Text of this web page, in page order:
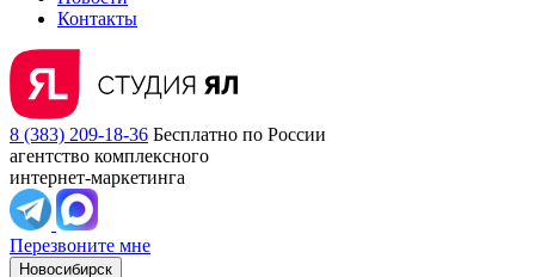
Контакты
8 (383) 209-18-36 Бесплатно по России
агентство комплексного
интернет-маркетинга
Перезвоните мне
Новосибирск